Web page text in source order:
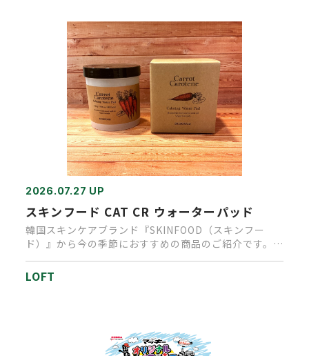
2026.07.27 UP
スキンフード CAT CR ウォーターパッド
韓国スキンケアブランド『SKINFOOD（スキンフー
ド）』から今の季節におすすめの商品のご紹介です。乾
LOFT